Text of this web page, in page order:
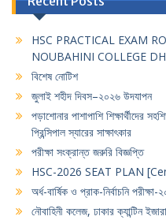
HSC PRACTICAL EXAM
NOUBAHINI COLLEGE
বিশেষ নোটিশ
জুলাই শহীদ দিবস–২০২৬ উদযাপন
পড়াশোনার পাশাপাশি শিক্ষার্থীদের
প্রিন্সিপাল স্যারের সাক্ষাৎকার
পরীক্ষা সংক্রান্ত জরুরি বিজ্ঞপ্তি
HSC-2026 SEAT PLAN
অর্ধ-বার্ষিক ও প্রাক-নির্বাচনি
নৌবাহিনী কলেজ, ঢাকার ক্যান্টিন